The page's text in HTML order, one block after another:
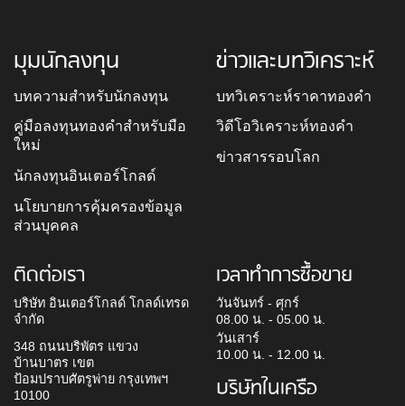
มุมนักลงทุน
บทความสำหรับนักลงทุน
คู่มือลงทุนทองคำสำหรับมือ
ใหม่
นักลงทุนอินเตอร์โกลด์
นโยบายการคุ้มครองข้อมูล
ส่วนบุคคล
ข่าวและบทวิเคราะห์
บทวิเคราะห์ราคาทองคำ
วิดีโอวิเคราะห์ทองคำ
ข่าวสารรอบโลก
ติดต่อเรา
บริษัท อินเตอร์โกลด์ โกลด์เทรด
จำกัด
348 ถนนบริพัตร แขวง
บ้านบาตร เขต
ป้อมปราบศัตรูพ่าย กรุงเทพฯ
10100
เวลาทำการซื้อขาย
วันจันทร์ - ศุกร์
08.00 น. - 05.00 น.
วันเสาร์
10.00 น. - 12.00 น.
บริษัทในเครือ